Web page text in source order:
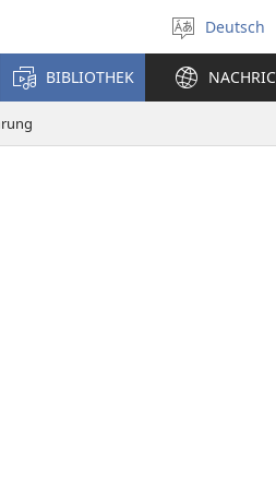
Sprache
Deutsch
BIBLIOTHEK